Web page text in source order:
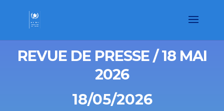
REVUE DE PRESSE / 18 MAI
2026
18/05/2026